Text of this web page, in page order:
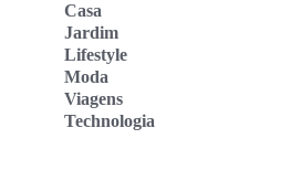
Casa
Jardim
Lifestyle
Moda
Viagens
Technologia